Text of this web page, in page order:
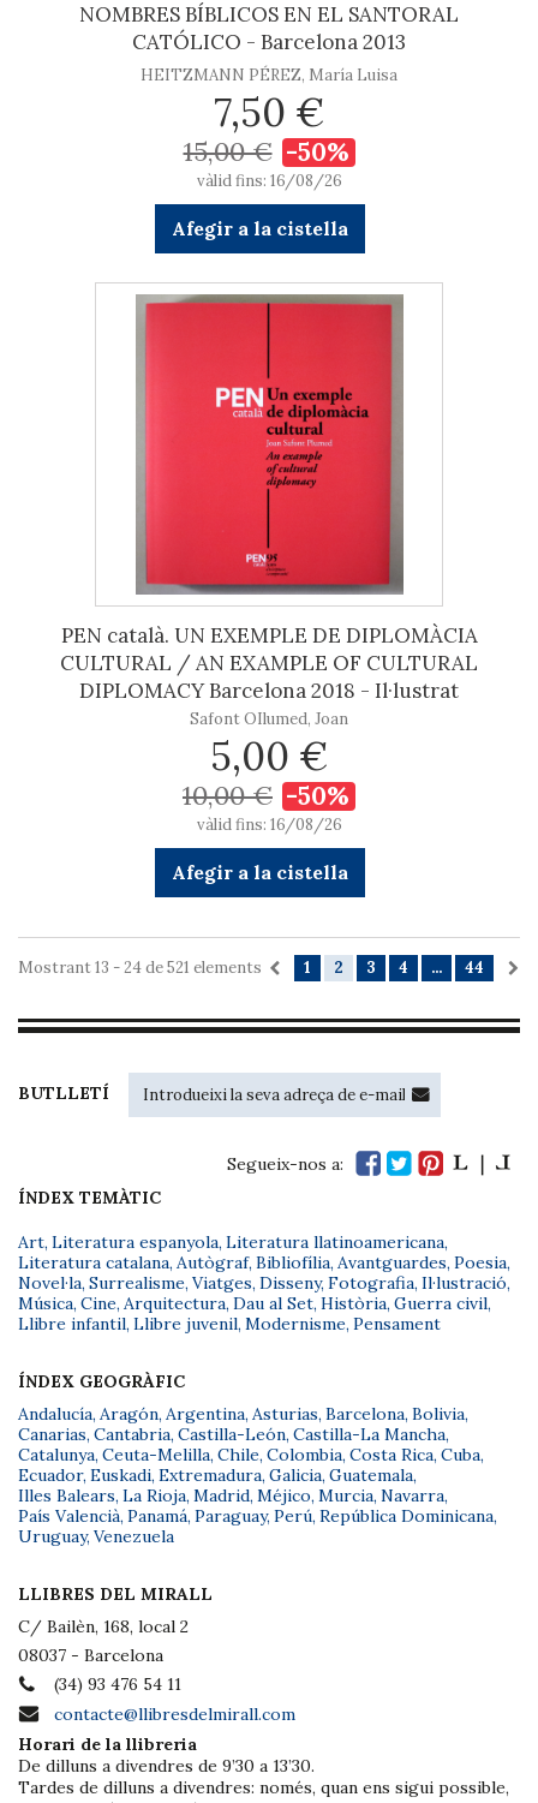
NOMBRES BÍBLICOS EN EL SANTORAL
CATÓLICO - Barcelona 2013
HEITZMANN PÉREZ, María Luisa
7,50 €
15,00 € -50%
vàlid fins: 16/08/26
Afegir a la cistella
PEN català. UN EXEMPLE DE DIPLOMÀCIA
CULTURAL / AN EXAMPLE OF CULTURAL
DIPLOMACY Barcelona 2018 - Il·lustrat
Safont OIlumed, Joan
5,00 €
10,00 € -50%
vàlid fins: 16/08/26
Afegir a la cistella
1 2 3 4 ... 44
Mostrant 13 - 24 de 521 elements
BUTLLETÍ
Segueix-nos a:
ÍNDEX TEMÀTIC
Art, Literatura espanyola, Literatura llatinoamericana,
Literatura catalana, Autògraf, Bibliofília, Avantguardes, Poesia,
Novel·la, Surrealisme, Viatges, Disseny, Fotografia, Il·lustració,
Música, Cine, Arquitectura, Dau al Set, Història, Guerra civil,
Llibre infantil, Llibre juvenil, Modernisme, Pensament
ÍNDEX GEOGRÀFIC
Andalucía, Aragón, Argentina, Asturias, Barcelona, Bolivia,
Canarias, Cantabria, Castilla-León, Castilla-La Mancha,
Catalunya, Ceuta-Melilla, Chile, Colombia, Costa Rica, Cuba,
Ecuador, Euskadi, Extremadura, Galicia, Guatemala,
Illes Balears, La Rioja, Madrid, Méjico, Murcia, Navarra,
País Valencià, Panamá, Paraguay, Perú, República Dominicana,
Uruguay, Venezuela
LLIBRES DEL MIRALL
C/ Bailèn, 168, local 2
08037 - Barcelona
(34) 93 476 54 11
contacte@llibresdelmirall.com
Horari de la llibreria
De dilluns a divendres de 9’30 a 13’30.
Tardes de dilluns a divendres: només, quan ens sigui possible,